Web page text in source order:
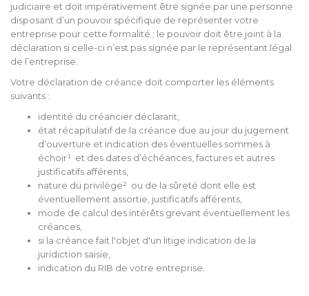
judiciaire et doit impérativement être signée par une personne
disposant d’un pouvoir spécifique de représenter votre
entreprise pour cette formalité ; le pouvoir doit être joint à la
déclaration si celle-ci n’est pas signée par le représentant légal
de l’entreprise.
Votre déclaration de créance doit comporter les éléments
suivants :
identité du créancier déclarant,
état récapitulatif de la créance due au jour du jugement
d’ouverture et indication des éventuelles sommes à
échoir¹ et des dates d’échéances, factures et autres
justificatifs afférents,
nature du privilège² ou de la sûreté dont elle est
éventuellement assortie, justificatifs afférents,
mode de calcul des intérêts grevant éventuellement les
créances,
si la créance fait l'objet d'un litige indication de la
juridiction saisie,
indication du RIB de votre entreprise.